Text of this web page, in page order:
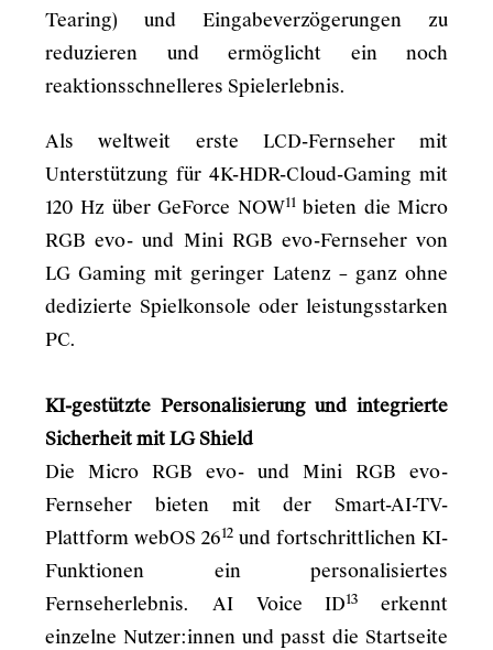
Tearing) und Eingabeverzögerungen zu
reduzieren und ermöglicht ein noch
reaktionsschnelleres Spielerlebnis.
Als weltweit erste LCD-Fernseher mit
Unterstützung für 4K-HDR-Cloud-Gaming mit
120 Hz über GeForce NOW11bieten die Micro
RGB evo- und Mini RGB evo-Fernseher von
LG Gaming mit geringer Latenz – ganz ohne
dedizierte Spielkonsole oder leistungsstarken
PC.
KI-gestützte Personalisierung und integrierte
Sicherheit mit LG Shield
Die Micro RGB evo- und Mini RGB evo-
Fernseher bieten mit der Smart-AI-TV-
Plattform webOS 2612 und fortschrittlichen KI-
Funktionen ein personalisiertes
Fernseherlebnis. AI Voice ID13
erkennt
einzelne Nutzer:innen und passt die Startseite